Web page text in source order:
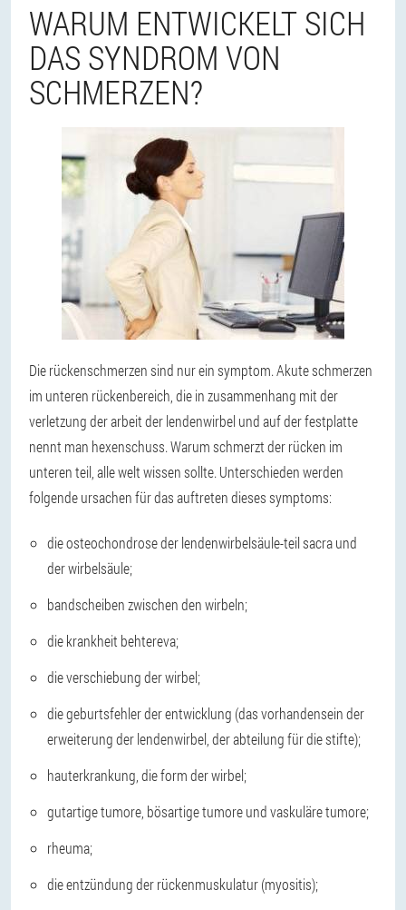
WARUM ENTWICKELT SICH
DAS SYNDROM VON
SCHMERZEN?
Die rückenschmerzen sind nur ein symptom. Akute schmerzen
im unteren rückenbereich, die in zusammenhang mit der
verletzung der arbeit der lendenwirbel und auf der festplatte
nennt man hexenschuss. Warum schmerzt der rücken im
unteren teil, alle welt wissen sollte. Unterschieden werden
folgende ursachen für das auftreten dieses symptoms:
die osteochondrose der lendenwirbelsäule-teil sacra und
der wirbelsäule;
bandscheiben zwischen den wirbeln;
die krankheit behtereva;
die verschiebung der wirbel;
die geburtsfehler der entwicklung (das vorhandensein der
erweiterung der lendenwirbel, der abteilung für die stifte);
hauterkrankung, die form der wirbel;
gutartige tumore, bösartige tumore und vaskuläre tumore;
rheuma;
die entzündung der rückenmuskulatur (myositis);